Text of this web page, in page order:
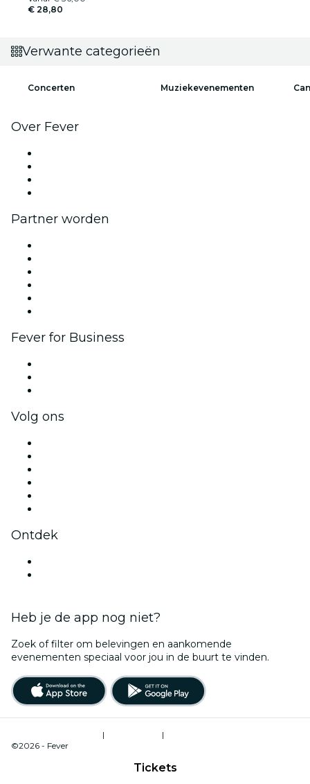
Tickets
€ 28,80
Verwante categorieën
Concerten Muziekevenementen
Over Fever
Partner worden
Fever for Business
Volg ons
Ontdek
Heb je de app nog niet?
Zoek of filter om belevingen en aankomende
evenementen speciaal voor jou in de buurt te vinden.
| |
©2026 - Fever